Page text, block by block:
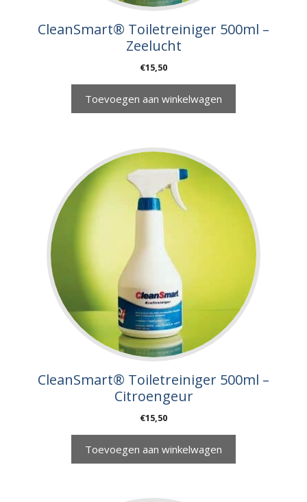
CleanSmart® Toiletreiniger 500ml –
Zeelucht
€15,50
Toevoegen aan winkelwagen
CleanSmart® Toiletreiniger 500ml –
Citroengeur
€15,50
Toevoegen aan winkelwagen